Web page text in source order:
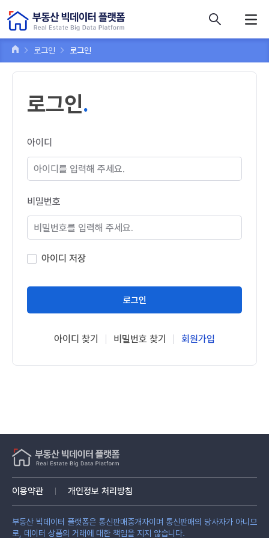
로그인 로그인
로그인
아이디
비밀번호
아이디 저장
로그인
아이디 찾기 비밀번호 찾기 회원가입
이용약관 개인정보 처리방침
부동산 빅데이터 플랫폼은 통신판매중개자이며 통신판매의 당사자가 아니므
로, 데이터 상품의 거래에 대한 책임을 지지 않습니다.